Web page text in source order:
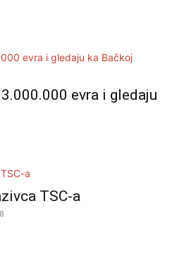
evra i gledaju
TSC-a